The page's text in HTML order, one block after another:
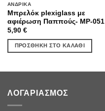
ΑΝΔΡΙΚΆ
Μπρελόκ plexiglass με
αφιέρωση Παππούς- MP-051
5,90 €
ΠΡΟΣΘΉΚΗ ΣΤΟ ΚΑΛΆΘΙ
ΛΟΓΑΡΙΑΣΜΌΣ